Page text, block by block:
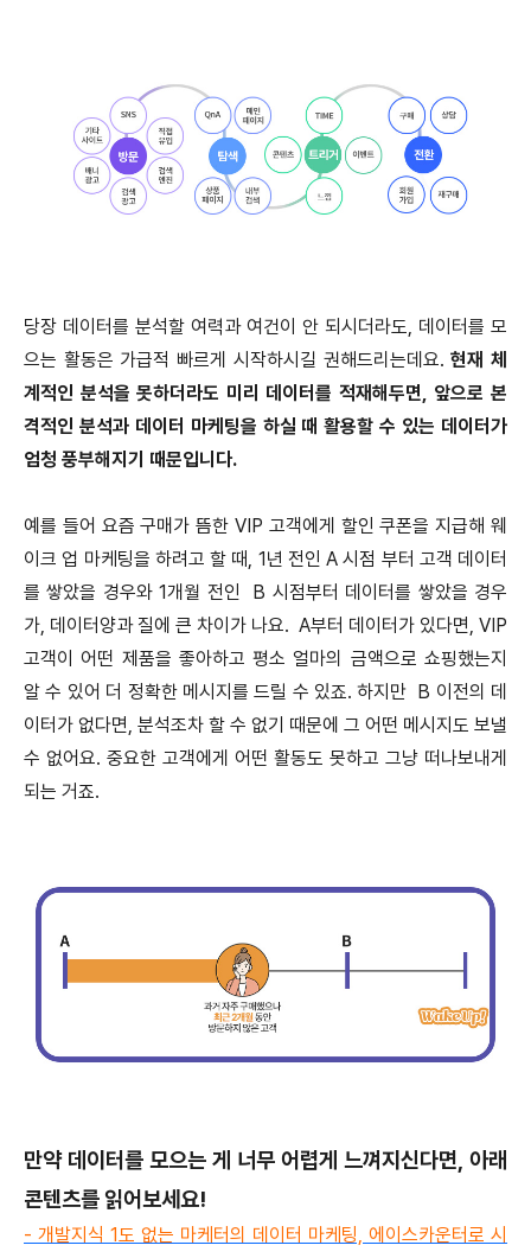
당장 데이터를 분석할 여력과 여건이 안 되시더라도, 데이터를 모
으는 활동은 가급적 빠르게 시작하시길 권해드리는데요.현재 체
계적인 분석을 못하더라도 미리 데이터를 적재해두면, 앞으로 본
격적인 분석과 데이터 마케팅을 하실 때 활용할 수 있는 데이터가
엄청 풍부해지기 때문입니다.
예를 들어 요즘 구매가 뜸한 VIP 고객에게 할인 쿠폰을 지급해 웨
이크 업 마케팅을 하려고 할 때, 1년 전인 A 시점 부터 고객 데이터
를 쌓았을 경우와 1개월 전인 B 시점부터 데이터를 쌓았을 경우
가, 데이터양과 질에 큰 차이가 나요. A부터 데이터가 있다면, VIP
고객이 어떤 제품을 좋아하고 평소 얼마의 금액으로 쇼핑했는지
알 수 있어 더 정확한 메시지를 드릴 수 있죠. 하지만 B 이전의 데
이터가 없다면, 분석조차 할 수 없기 때문에 그 어떤 메시지도 보낼
수 없어요. 중요한 고객에게 어떤 활동도 못하고 그냥 떠나보내게
되는 거죠.
만약 데이터를 모으는 게 너무 어렵게 느껴지신다면, 아래
콘텐츠를 읽어보세요!
- 개발지식 1도 없는 마케터의 데이터 마케팅, 에이스카운터로 시